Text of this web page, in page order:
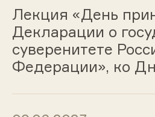
Лекция «День
Декларации о
суверенитете
Федерации», ко